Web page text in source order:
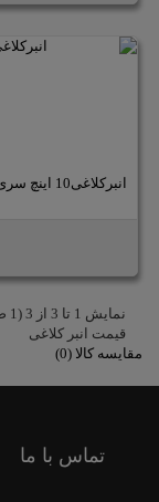
انبرکلاغی10 اینچ سریSOLOمدلAC-6310C اکتیو
نمايش 1 تا 3 از 3 (1 صفحه)
قیمت انبر کلاغی
مقایسه کالا (0)
تماس با ما